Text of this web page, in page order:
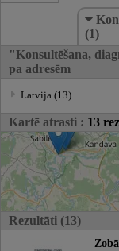
(1)
"Konsultēšana,
pa adresēm
Latvija (13)
Kartē atrasti : 13
Rezultāti (13)